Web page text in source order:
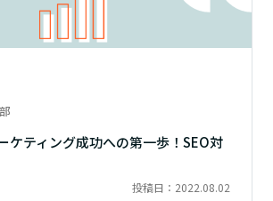
ケティング成功への第一歩！SEO対
投稿日：2022.08.02